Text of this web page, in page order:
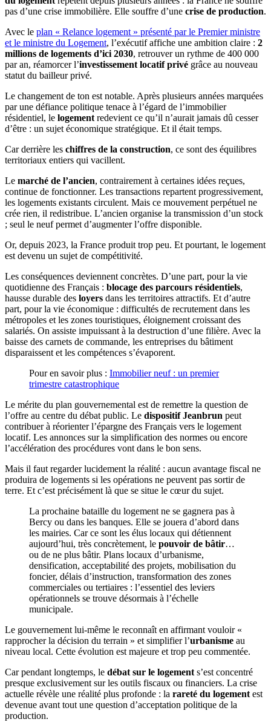
pas d’une crise immobilière. Elle souffre d’une crise de production.
Avec le plan « Relance logement » présenté par le Premier ministre
et le ministre du Logement, l’exécutif affiche une ambition claire : 2
millions de logements d’ici 2030, retrouver un rythme de 400 000
par an, réamorcer l’investissement locatif privé grâce au nouveau
statut du bailleur privé.
Le changement de ton est notable. Après plusieurs années marquées
par une défiance politique tenace à l’égard de l’immobilier
résidentiel, le logement redevient ce qu’il n’aurait jamais dû cesser
d’être : un sujet économique stratégique. Et il était temps.
Car derrière les chiffres de la construction, ce sont des équilibres
territoriaux entiers qui vacillent.
Le marché de l’ancien, contrairement à certaines idées reçues,
continue de fonctionner. Les transactions repartent progressivement,
les logements existants circulent. Mais ce mouvement perpétuel ne
crée rien, il redistribue. L’ancien organise la transmission d’un stock
; seul le neuf permet d’augmenter l’offre disponible.
Or, depuis 2023, la France produit trop peu. Et pourtant, le logement
est devenu un sujet de compétitivité.
Les conséquences deviennent concrètes. D’une part, pour la vie
quotidienne des Français : blocage des parcours résidentiels,
hausse durable des loyers dans les territoires attractifs. Et d’autre
part, pour la vie économique : difficultés de recrutement dans les
métropoles et les zones touristiques, éloignement croissant des
salariés. On assiste impuissant à la destruction d’une filière. Avec la
baisse des carnets de commande, les entreprises du bâtiment
disparaissent et les compétences s’évaporent.
Pour en savoir plus : Immobilier neuf : un premier
trimestre catastrophique
Le mérite du plan gouvernemental est de remettre la question de
l’offre au centre du débat public. Le dispositif Jeanbrun peut
contribuer à réorienter l’épargne des Français vers le logement
locatif. Les annonces sur la simplification des normes ou encore
l’accélération des procédures vont dans le bon sens.
Mais il faut regarder lucidement la réalité : aucun avantage fiscal ne
produira de logements si les opérations ne peuvent pas sortir de
terre. Et c’est précisément là que se situe le cœur du sujet.
La prochaine bataille du logement ne se gagnera pas à
Bercy ou dans les banques. Elle se jouera d’abord dans
les mairies. Car ce sont les élus locaux qui détiennent
aujourd’hui, très concrètement, le pouvoir de bâtir…
ou de ne plus bâtir. Plans locaux d’urbanisme,
densification, acceptabilité des projets, mobilisation du
foncier, délais d’instruction, transformation des zones
commerciales ou tertiaires : l’essentiel des leviers
opérationnels se trouve désormais à l’échelle
municipale.
Le gouvernement lui-même le reconnaît en affirmant vouloir «
rapprocher la décision du terrain » et simplifier l’urbanisme au
niveau local. Cette évolution est majeure et trop peu commentée.
Car pendant longtemps, le débat sur le logement s’est concentré
presque exclusivement sur les outils fiscaux ou financiers. La crise
actuelle révèle une réalité plus profonde : la rareté du logement est
devenue avant tout une question d’acceptation politique de la
production.